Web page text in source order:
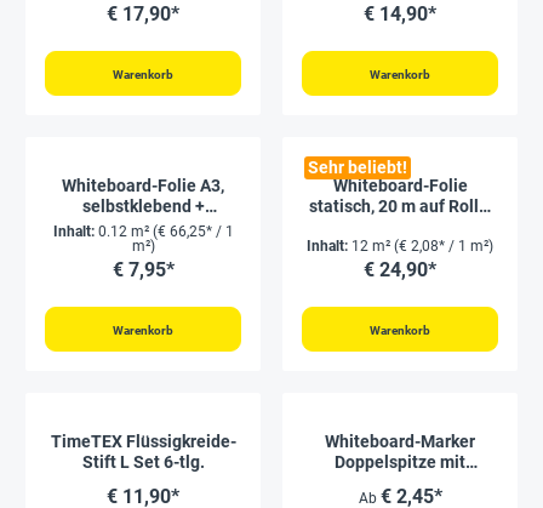
€ 17,90*
Warenkorb
€ 14,90*
Warenkorb
Whiteboard-Folie A3,
selbstklebend +
magnethaftend
Inhalt: 0.12 m² (€ 66,25* / 1
m²)
€ 7,95*
Warenkorb
Sehr beliebt!
Whiteboard-Folie
statisch, 20 m auf Rolle,
Inhalt: 12 m² (€ 2,08* / 1 m²)
€ 24,90*
Warenkorb
TimeTEX Flüssigkreide-
Stift L Set 6-tlg.
€ 11,90*
Whiteboard-Marker
Doppelspitze mit
Ab € 2,45*